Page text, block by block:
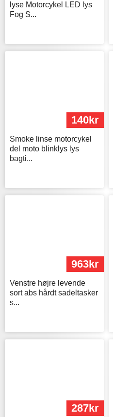
lyse Motorcykel LED lys
Fog S...
140kr
Smoke linse motorcykel
del moto blinklys lys
bagti...
963kr
Venstre højre levende
sort abs hårdt sadeltasker
s...
287kr